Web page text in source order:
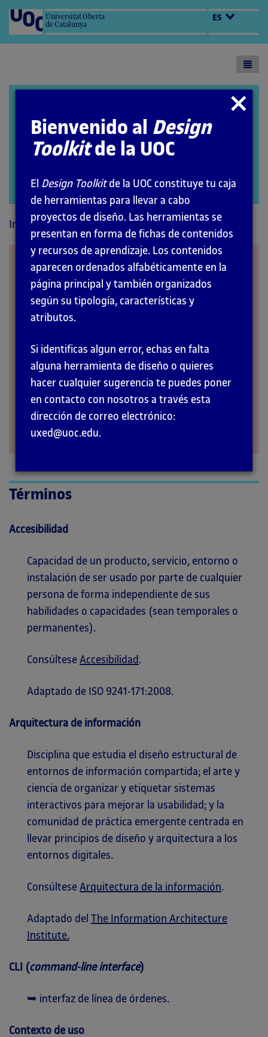
Universitat Oberta
de Catalunya
ES
Abrir
Inicio Interacción
Glosario UX / HCI
INTERACCIÓN
Términos
Accesibilidad
Capacidad de un producto, servicio, entorno o
instalación de ser usado por parte de cualquier
persona de forma independiente de sus
habilidades o capacidades (sean temporales o
permanentes).
Consúltese Accesibilidad .
Adaptado de ISO 9241-171:2008.
Arquitectura de información
Disciplina que estudia el diseño estructural de
entornos de información compartida; el arte y
ciencia de organizar y etiquetar sistemas
interactivos para mejorar la usabilidad; y la
comunidad de práctica emergente centrada en
llevar principios de diseño y arquitectura a los
entornos digitales.
Consúltese Arquitectura de la información.
Adaptado del The Information Architecture
Institute.
CLI (command-line interface)
➥ interfaz de línea de órdenes.
Contexto de uso
Cerrar
modal
Bienvenido al Design
Toolkitde la UOC
El Design Toolkitde la UOC constituye tu caja
de herramientas para llevar a cabo
proyectos de diseño. Las herramientas se
presentan en forma de fichas de contenidos
y recursos de aprendizaje. Los contenidos
aparecen ordenados alfabéticamente en la
página principal y también organizados
según su tipología, características y
atributos.
Si identificas algun error, echas en falta
alguna herramienta de diseño o quieres
hacer cualquier sugerencia te puedes poner
en contacto con nosotros a través esta
dirección de correo electrónico:
uxed@uoc.edu.